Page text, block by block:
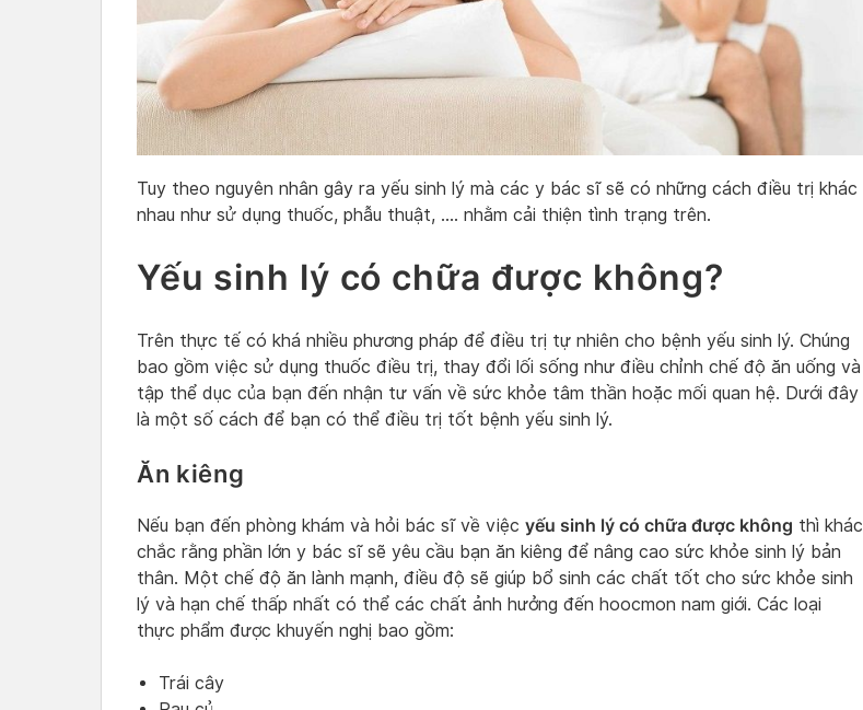
Tuy theo nguyên nhân gây ra yếu sinh lý mà các y bác sĩ sẽ có những cách điều trị khác
nhau như sử dụng thuốc, phẫu thuật, …. nhằm cải thiện tình trạng trên.
Yếu sinh lý có chữa được không?
Trên thực tế có khá nhiều phương pháp để điều trị tự nhiên cho bệnh yếu sinh lý. Chúng
bao gồm việc sử dụng thuốc điều trị, thay đổi lối sống như điều chỉnh chế độ ăn uống và
tập thể dục của bạn đến nhận tư vấn về sức khỏe tâm thần hoặc mối quan hệ. Dưới đây
là một số cách để bạn có thể điều trị tốt bệnh yếu sinh lý.
Ăn kiêng
Nếu bạn đến phòng khám và hỏi bác sĩ về việc yếu sinh lý có chữa được không thì khác
chắc rằng phần lớn y bác sĩ sẽ yêu cầu bạn ăn kiêng để nâng cao sức khỏe sinh lý bản
thân. Một chế độ ăn lành mạnh, điều độ sẽ giúp bổ sinh các chất tốt cho sức khỏe sinh
lý và hạn chế thấp nhất có thể các chất ảnh hưởng đến hoocmon nam giới. Các loại
thực phẩm được khuyến nghị bao gồm:
Trái cây